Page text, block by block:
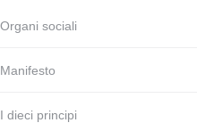
Organi sociali
Manifesto
I dieci principi